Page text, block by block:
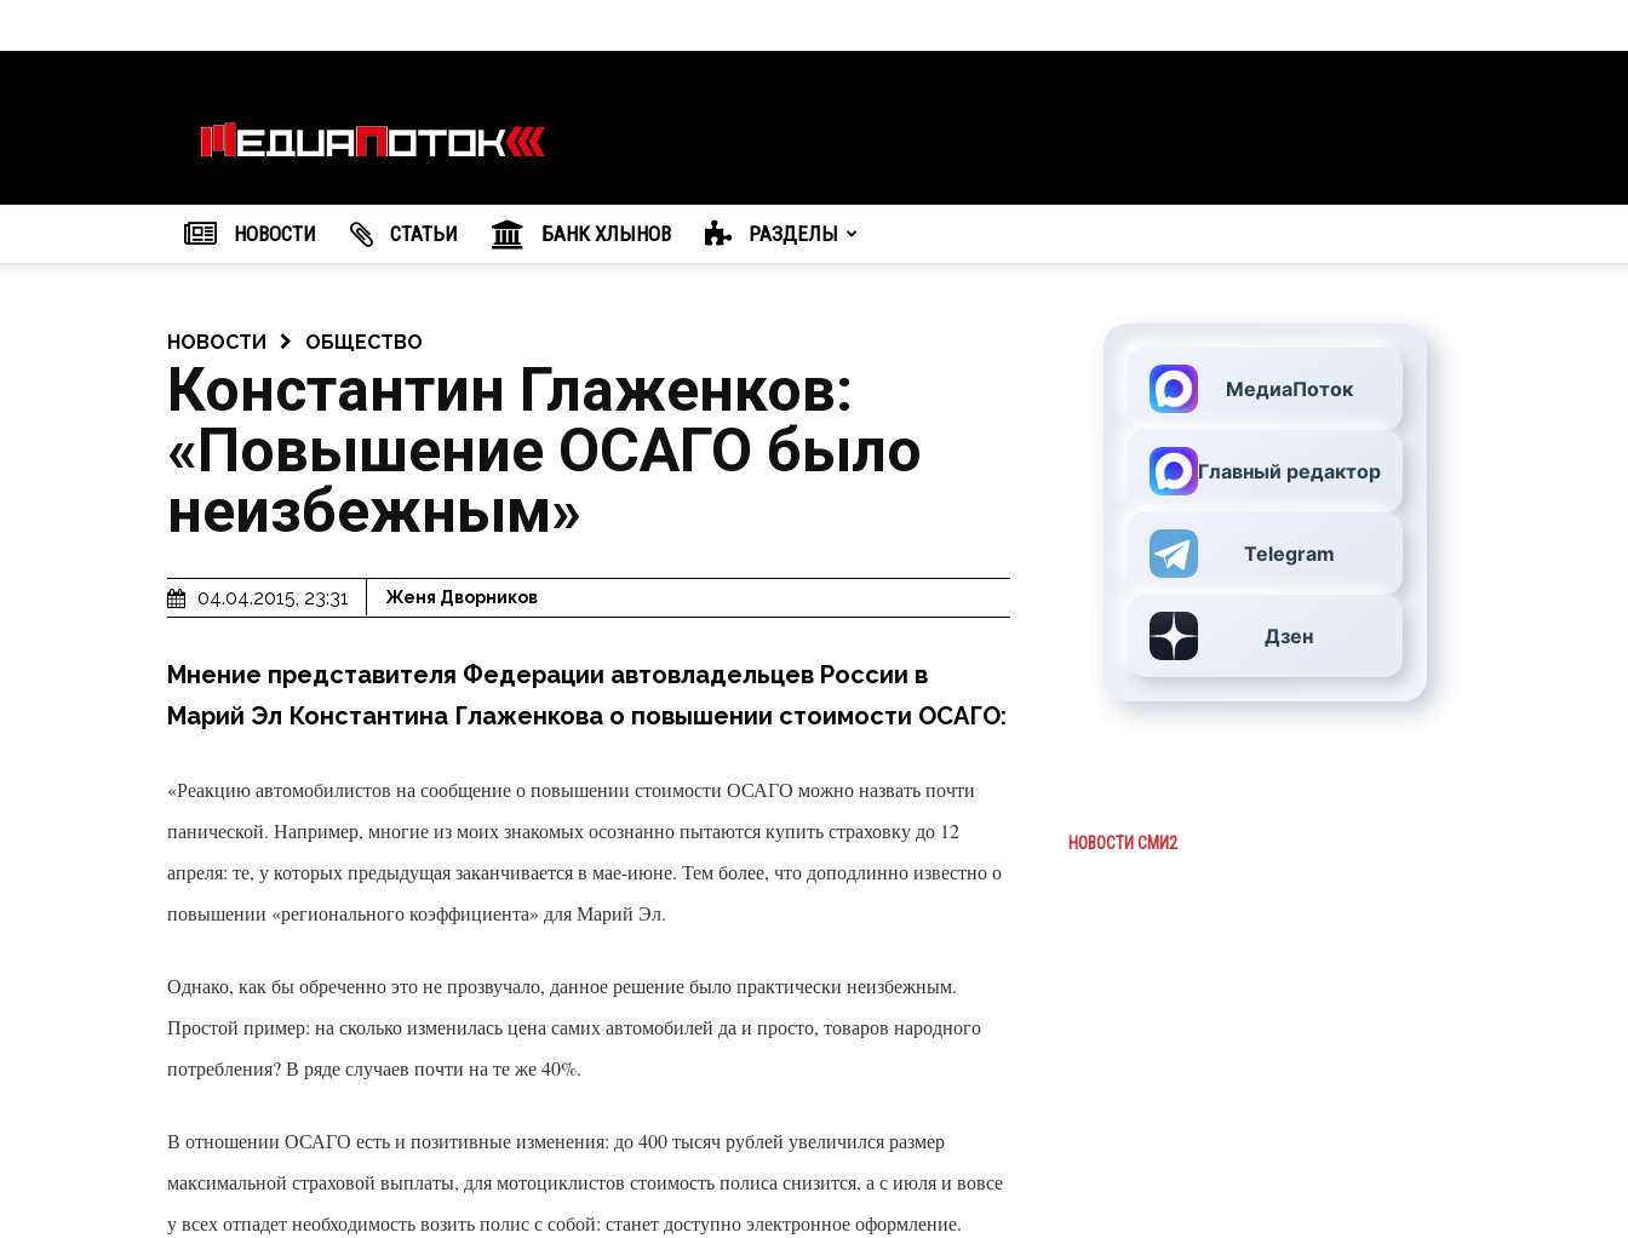
агентство
"МедиаПоток"
НОВОСТИ CТАТЬИ БАНК ХЛЫНОВ РАЗДЕЛЫ
НОВОСТИ ОБЩЕСТВО
Константин Глаженков:
«Повышение ОСАГО было
неизбежным»
04.04.2015, 23:31 Женя Дворников
Мнение представителя Федерации автовладельцев России в
Марий Эл Константина Глаженкова о повышении стоимости ОСАГО:
«Реакцию автомобилистов на сообщение о повышении стоимости ОСАГО можно назвать почти
панической. Например, многие из моих знакомых осознанно пытаются купить страховку до 12
апреля: те, у которых предыдущая заканчивается в мае-июне. Тем более, что доподлинно известно о
повышении «регионального коэффициента» для Марий Эл.
Однако, как бы обреченно это не прозвучало, данное решение было практически неизбежным.
Простой пример: на сколько изменилась цена самих автомобилей да и просто, товаров народного
потребления? В ряде случаев почти на те же 40%.
В отношении ОСАГО есть и позитивные изменения: до 400 тысяч рублей увеличился размер
максимальной страховой выплаты, для мотоциклистов стоимость полиса снизится, а с июля и вовсе
у всех отпадет необходимость возить полис с собой: станет доступно электронное оформление.
МедиаПоток
Главный редактор
Telegram
Дзен
НОВОСТИ СМИ2